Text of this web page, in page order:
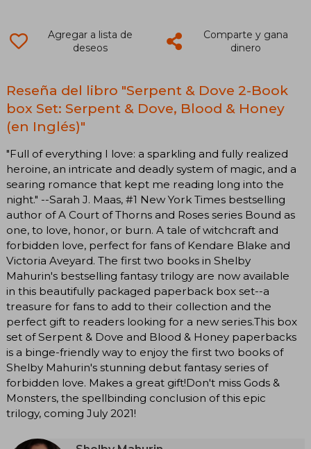
Agregar a lista de
deseos
Comparte y gana
dinero
Reseña del libro "Serpent & Dove 2-Book
box Set: Serpent & Dove, Blood & Honey
(en Inglés)"
"Full of everything I love: a sparkling and fully realized
heroine, an intricate and deadly system of magic, and a
searing romance that kept me reading long into the
night." --Sarah J. Maas, #1 New York Times bestselling
author of A Court of Thorns and Roses series Bound as
one, to love, honor, or burn. A tale of witchcraft and
forbidden love, perfect for fans of Kendare Blake and
Victoria Aveyard. The first two books in Shelby
Mahurin's bestselling fantasy trilogy are now available
in this beautifully packaged paperback box set--a
treasure for fans to add to their collection and the
perfect gift to readers looking for a new series.This box
set of Serpent & Dove and Blood & Honey paperbacks
is a binge-friendly way to enjoy the first two books of
Shelby Mahurin's stunning debut fantasy series of
forbidden love. Makes a great gift!Don't miss Gods &
Monsters, the spellbinding conclusion of this epic
trilogy, coming July 2021!